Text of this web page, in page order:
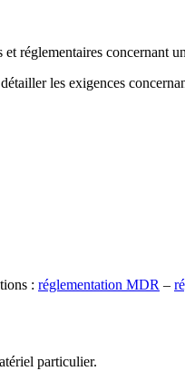
et réglementaires concernant
les exigences
: réglementation MDR –
particulier.